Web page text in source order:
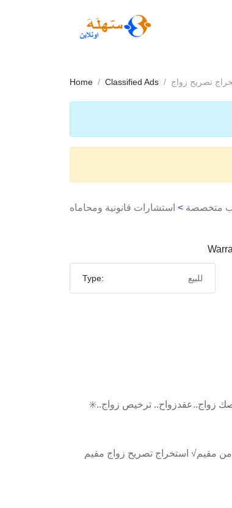
Home Classified Ads تصريح زواج
متخصصة > استشارات قانونية ومحاماه
Type: للبيع
✳️أستخراج تصريح زواج مواطن من اجنبية ✔️تصريح زواج . ◼️تاشيرات زواج..صك زواج..عقدزواح.. ترخيص زواج..
مقيم√ استخراج تصريح زواج مقيم